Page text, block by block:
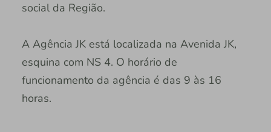
social da Região.
A Agência JK está localizada na Avenida JK,
esquina com NS 4. O horário de
funcionamento da agência é das 9 às 16
horas.